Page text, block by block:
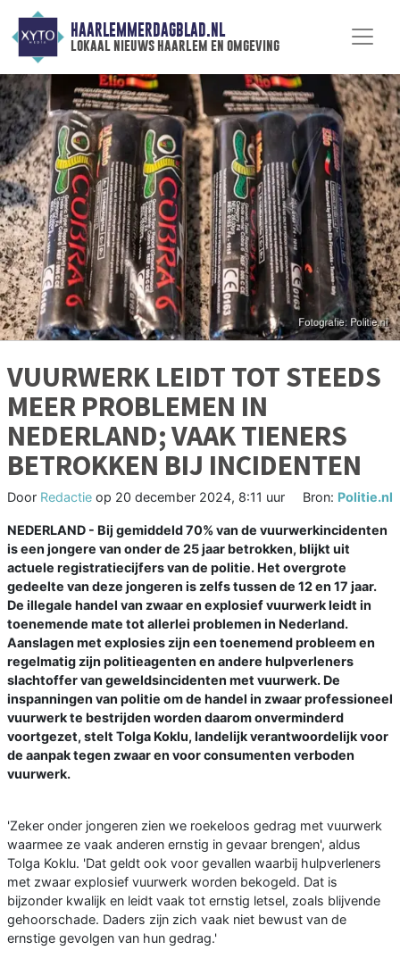
HAARLEMMERDAGBLAD.NL
lokaal nieuws haarlem en omgeving
VUURWERK LEIDT TOT STEEDS
MEER PROBLEMEN IN
NEDERLAND; VAAK TIENERS
BETROKKEN BIJ INCIDENTEN
Door Redactie op 20 december 2024, 8:11 uur Bron: Politie.nl
NEDERLAND - Bij gemiddeld 70% van de vuurwerkincidenten
is een jongere van onder de 25 jaar betrokken, blijkt uit
actuele registratiecijfers van de politie. Het overgrote
gedeelte van deze jongeren is zelfs tussen de 12 en 17 jaar.
De illegale handel van zwaar en explosief vuurwerk leidt in
toenemende mate tot allerlei problemen in Nederland.
Aanslagen met explosies zijn een toenemend probleem en
regelmatig zijn politieagenten en andere hulpverleners
slachtoffer van geweldsincidenten met vuurwerk. De
inspanningen van politie om de handel in zwaar professioneel
vuurwerk te bestrijden worden daarom onverminderd
voortgezet, stelt Tolga Koklu, landelijk verantwoordelijk voor
de aanpak tegen zwaar en voor consumenten verboden
vuurwerk.
'Zeker onder jongeren zien we roekeloos gedrag met vuurwerk
waarmee ze vaak anderen ernstig in gevaar brengen', aldus
Tolga Koklu. 'Dat geldt ook voor gevallen waarbij hulpverleners
met zwaar explosief vuurwerk worden bekogeld. Dat is
bijzonder kwalijk en leidt vaak tot ernstig letsel, zoals blijvende
gehoorschade. Daders zijn zich vaak niet bewust van de
ernstige gevolgen van hun gedrag.'